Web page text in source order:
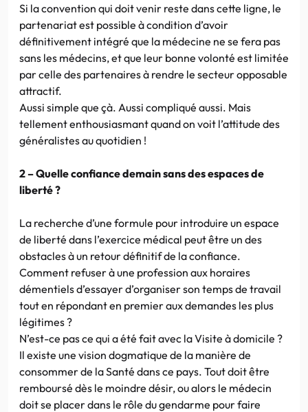
Si la convention qui doit venir reste dans cette ligne, le
partenariat est possible à condition d’avoir
définitivement intégré que la médecine ne se fera pas
sans les médecins, et que leur bonne volonté est limitée
par celle des partenaires à rendre le secteur opposable
attractif.
Aussi simple que çà. Aussi compliqué aussi. Mais
tellement enthousiasmant quand on voit l’attitude des
généralistes au quotidien !
2 – Quelle confiance demain sans des espaces de
liberté ?
La recherche d’une formule pour introduire un espace
de liberté dans l’exercice médical peut être un des
obstacles à un retour définitif de la confiance.
Comment refuser à une profession aux horaires
démentiels d’essayer d’organiser son temps de travail
tout en répondant en premier aux demandes les plus
légitimes ?
N’est-ce pas ce qui a été fait avec la Visite à domicile ?
Il existe une vision dogmatique de la manière de
consommer de la Santé dans ce pays. Tout doit être
remboursé dès le moindre désir, ou alors le médecin
doit se placer dans le rôle du gendarme pour faire